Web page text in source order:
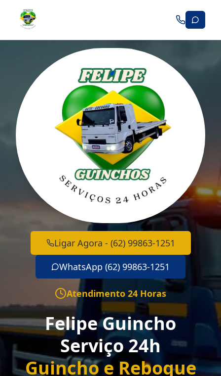
Ligar Agora - (62) 99863-1251
WhatsApp (62) 99863-1251
Atendimento 24 Horas
Felipe Guincho
Serviço 24h
Guincho e Reboque